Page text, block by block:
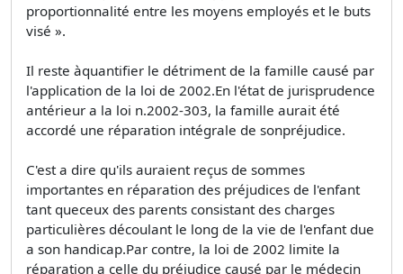
proportionnalité entre les moyens employés et le buts
visé ».
Il reste àquantifier le détriment de la famille causé par
l'application de la loi de 2002.En l'état de jurisprudence
antérieur a la loi n.2002-303, la famille aurait été
accordé une réparation intégrale de sonpréjudice.
C'est a dire qu'ils auraient reçus de sommes
importantes en réparation des préjudices de l'enfant
tant queceux des parents consistant des charges
particulières découlant le long de la vie de l'enfant due
a son handicap.Par contre, la loi de 2002 limite la
réparation a celle du préjudice causé par le médecin